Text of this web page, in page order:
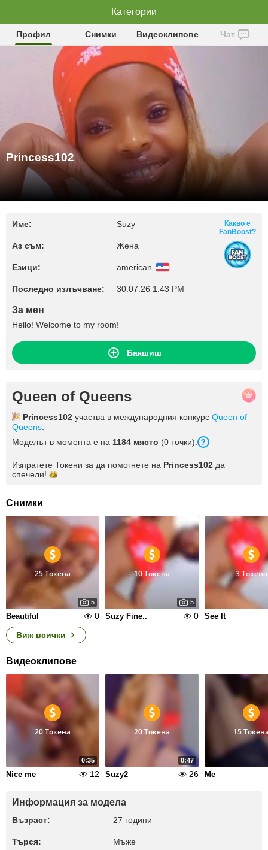
Princess102
Профил Снимки Видеоклипове Чат
Princess102
Име: Suzy
Аз съм: Жена
Езици: american
Последно излъчване: 30.07.26 1:43 PM
Какво е
FanBoost?
За мен
Hello! Welcome to my room!
Бакшиш
Queen of Queens
Princess102 участва в международния конкурс Queen of
Queens
Моделът в момента е на 1184 място (0 точки).
Изпратете Токени за да помогнете на Princess102 да
спечели!
Снимки
25 Токена
5
Beautiful 0
10 Токена
5
Suzy Fine.. 0
3 Токена
See It
Виж всички
Видеоклипове
0:35
20 Токена
Nice me 12
0:47
20 Токена
Suzy2 26
15
Me
Информация за модела
Възраст: 27 години
Търся: Мъже
Категории